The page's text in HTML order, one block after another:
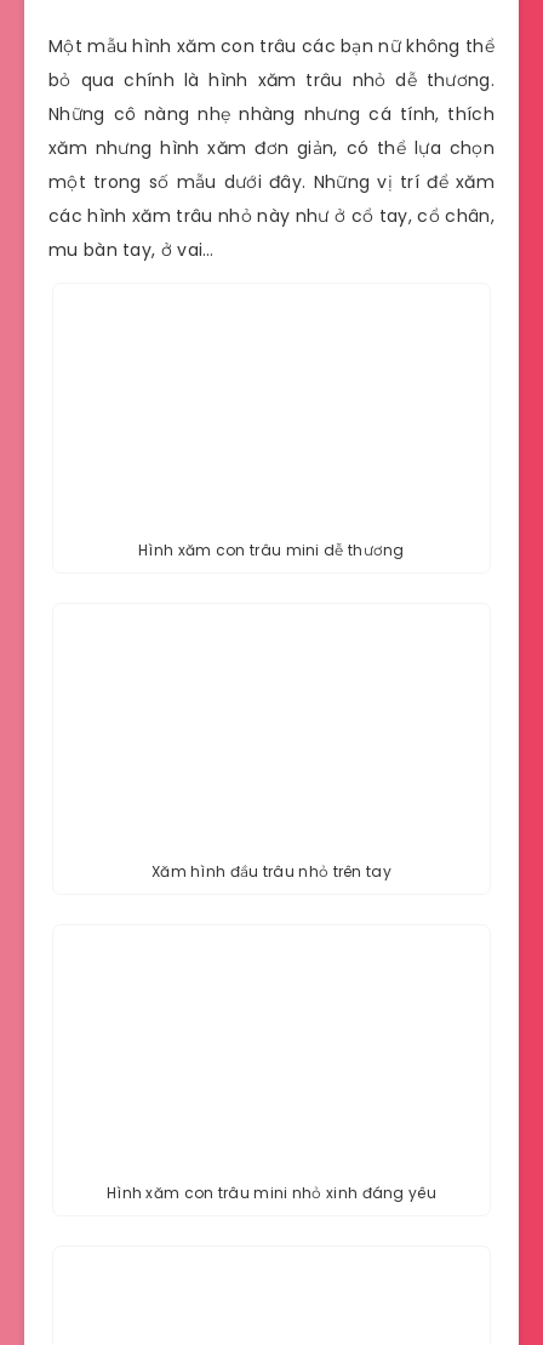
Một mẫu hình xăm con trâu các bạn nữ không thể
bỏ qua chính là hình xăm trâu nhỏ dễ thương.
Những cô nàng nhẹ nhàng nhưng cá tính, thích
xăm nhưng hình xăm đơn giản, có thể lựa chọn
một trong số mẫu dưới đây. Những vị trí để xăm
các hình xăm trâu nhỏ này như ở cổ tay, cổ chân,
mu bàn tay, ở vai…
Hình xăm con trâu mini dễ thương
Xăm hình đầu trâu nhỏ trên tay
Hình xăm con trâu mini nhỏ xinh đáng yêu